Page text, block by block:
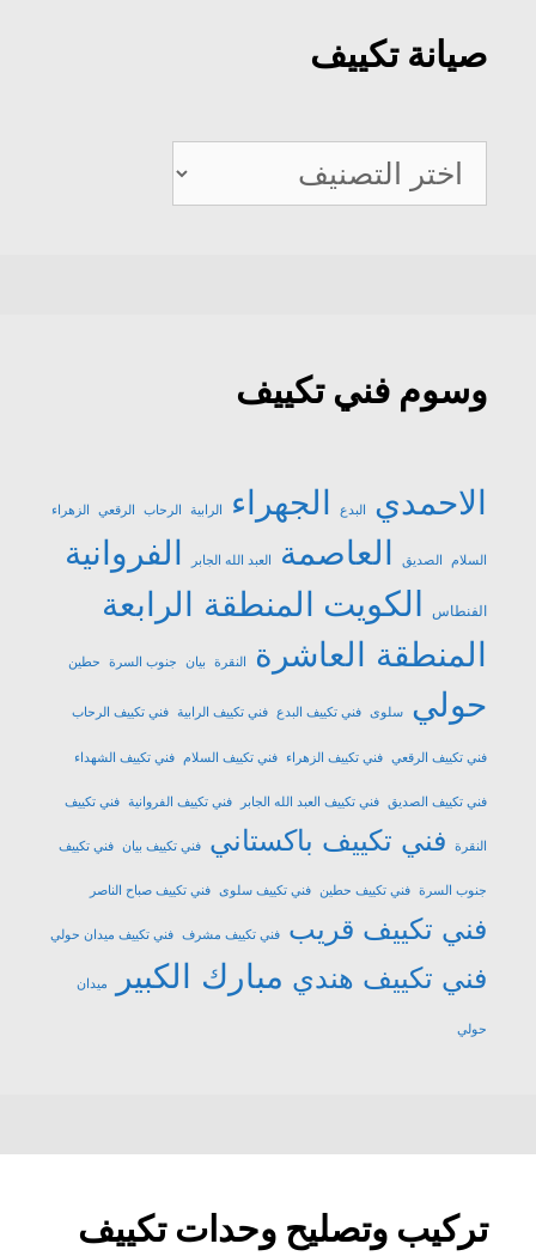
صيانة تكييف
صيانة
تكييف
وسوم فني تكييف
الاحمدي البدع الجهراء الرابية الرحاب الرقعي الزهراء
السلام الصديق العاصمة العبد الله الجابر الفروانية
الفنطاس الكويت المنطقة الرابعة
المنطقة العاشرة
النقرة بيان جنوب السرة حطين
حولي سلوى فني تكييف البدع فني تكييف الرابية فني تكييف الرحاب
فني تكييف الرقعي فني تكييف الزهراء فني تكييف السلام فني تكييف الشهداء
فني تكييف الصديق فني تكييف العبد الله الجابر فني تكييف الفروانية فني تكييف
النقرة فني تكييف باكستاني فني تكييف بيان فني تكييف
جنوب السرة فني تكييف حطين فني تكييف سلوى فني تكييف صباح الناصر
فني تكييف قريب فني تكييف مشرف فني تكييف ميدان حولي
فني تكييف هندي مبارك الكبير ميدان
حولي
تركيب وتصليح وحدات تكييف